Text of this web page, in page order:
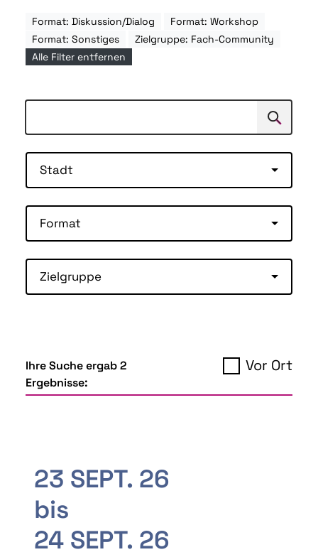
Format: Diskussion/Dialog
Format: Workshop
Format: Sonstiges
Zielgruppe: Fach-Community
Alle Filter entfernen
Suchen
Stadt
Format
Zielgruppe
Ihre Suche ergab 2
Ergebnisse:
Vor Ort
23 SEPT. 26
bis
24 SEPT. 26